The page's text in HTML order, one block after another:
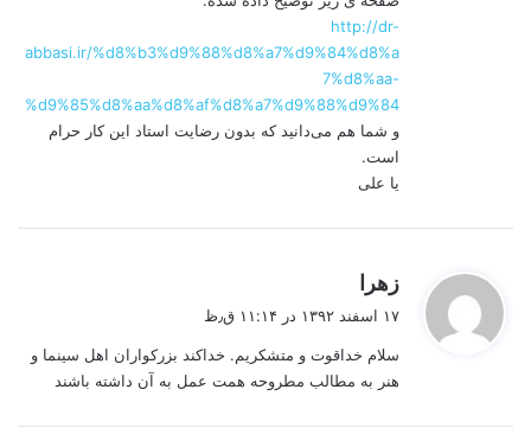
http://dr-
abbasi.ir/%d8%b3%d9%88%d8%a7%d9%84%d8%a
7%d8%aa-
%d9%85%d8%aa%d8%af%d8%a7%d9%88%d9%84
و شما هم می‌دانید که بدون رضایت استاد این کار حرام
است.
یا علی
زهرا
:
۱۷ اسفند ۱۳۹۲ در ۱۱:۱۴ ق٫ظ
سلام خداقوت و متشكريم. خداكند بزركواران اهل سينما و
هنر به مطالب مطروحه همت عمل به آن داشته باشند